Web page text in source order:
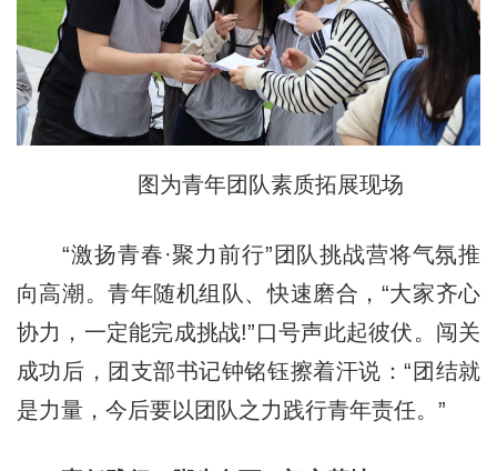
图为青年团队素质拓展现场
“激扬青春·聚力前行”团队挑战营将气氛推
向高潮。青年随机组队、快速磨合，“大家齐心
协力，一定能完成挑战!”口号声此起彼伏。闯关
成功后，团支部书记钟铭钰擦着汗说：“团结就
是力量，今后要以团队之力践行青年责任。”